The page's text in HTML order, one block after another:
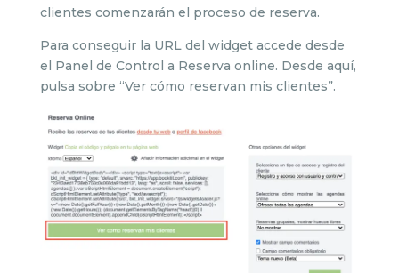
clientes comenzarán el proceso de reserva.
Para conseguir la URL del widget accede desde
el Panel de Control a Reserva online. Desde aquí,
pulsa sobre “Ver cómo reservan mis clientes”.